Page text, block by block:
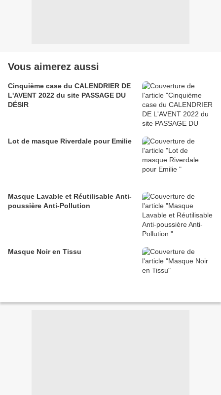
Vous aimerez aussi
Cinquième case du CALENDRIER DE
L'AVENT 2022 du site PASSAGE DU
DÉSIR
Lot de masque Riverdale pour Emilie
Masque Lavable et Réutilisable Anti-
poussière Anti-Pollution
Masque Noir en Tissu